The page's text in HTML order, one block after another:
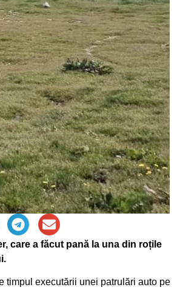
care a făcut pană la una din roțile
timpul executării unei patrulări auto pe